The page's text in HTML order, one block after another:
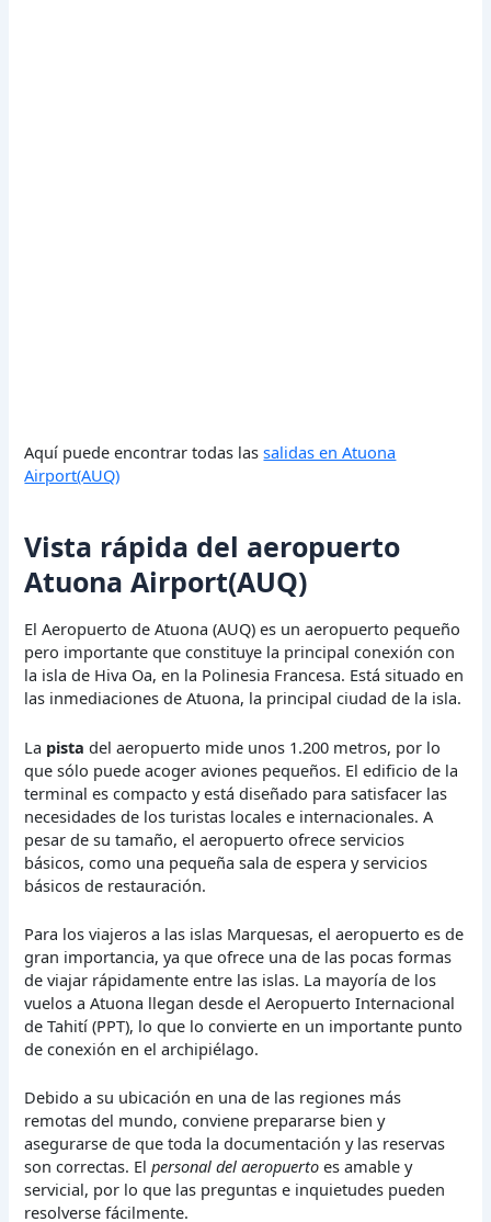
Aquí puede encontrar todas lassalidas en Atuona
Airport(AUQ)
Vista rápida del aeropuerto
Atuona Airport(AUQ)
El Aeropuerto de Atuona (AUQ) es un aeropuerto pequeño
pero importante que constituye la principal conexión con
la isla de Hiva Oa, en la Polinesia Francesa. Está situado en
las inmediaciones de Atuona, la principal ciudad de la isla.
La pista del aeropuerto mide unos 1.200 metros, por lo
que sólo puede acoger aviones pequeños. El edificio de la
terminal es compacto y está diseñado para satisfacer las
necesidades de los turistas locales e internacionales. A
pesar de su tamaño, el aeropuerto ofrece servicios
básicos, como una pequeña sala de espera y servicios
básicos de restauración.
Para los viajeros a las islas Marquesas, el aeropuerto es de
gran importancia, ya que ofrece una de las pocas formas
de viajar rápidamente entre las islas. La mayoría de los
vuelos a Atuona llegan desde el Aeropuerto Internacional
de Tahití (PPT), lo que lo convierte en un importante punto
de conexión en el archipiélago.
Debido a su ubicación en una de las regiones más
remotas del mundo, conviene prepararse bien y
asegurarse de que toda la documentación y las reservas
son correctas. Elpersonal del aeropuerto es amable y
servicial, por lo que las preguntas e inquietudes pueden
resolverse fácilmente.